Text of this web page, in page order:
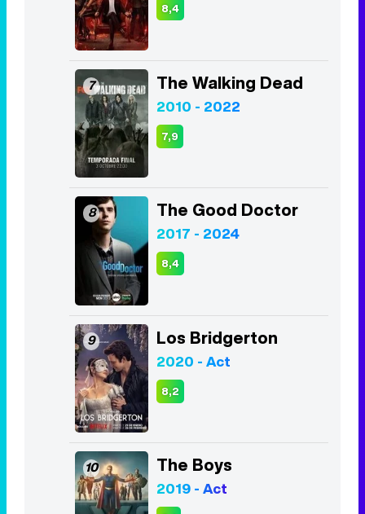
8,4
7 The Walking Dead
2010 - 2022
7,9
8 The Good Doctor
2017 - 2024
8,4
9 Los Bridgerton
2020 - Act
8,2
10 The Boys
2019 - Act